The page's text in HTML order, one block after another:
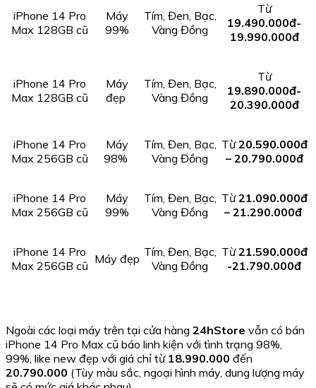
iPhone 14 Pro
Max 128GB cũ
Máy
99%
Tím, Đen, Bạc,
Vàng Đồng
Từ
19.490.000đ-
19.990.000đ
iPhone 14 Pro
Max 128GB cũ
Máy
đẹp
Tím, Đen, Bạc,
Vàng Đồng
Từ
19.890.000đ-
20.390.000đ
iPhone 14 Pro
Max 256GB cũ
Máy
98%
Tím, Đen, Bạc,
Vàng Đồng
Từ20.590.000đ
– 20.790.000đ
iPhone 14 Pro
Max 256GB cũ
Máy
99%
Tím, Đen, Bạc,
Vàng Đồng
Từ21.090.000đ
– 21.290.000đ
iPhone 14 Pro
Max 256GB cũ Máy đẹp Tím, Đen, Bạc,
Vàng Đồng
Từ21.590.000đ
-21.790.000đ
Ngoài các loại máy trên tại cửa hàng 24hStore vẫn có bán
iPhone 14 Pro Max cũ báo linh kiện với tình trạng 98%,
99%, like new đẹp với giá chỉ từ 18.990.000 đến
20.790.000 (Tùy màu sắc, ngoại hình máy, dung lượng máy